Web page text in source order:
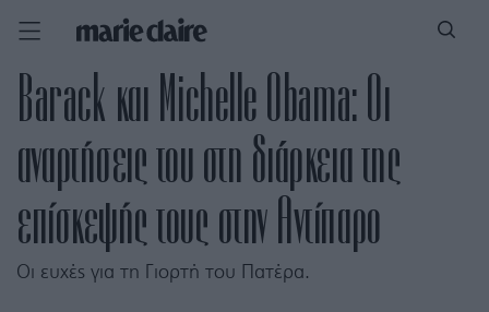
Barack και Michelle Obama: Οι
αναρτήσεις του στη διάρκεια της
επίσκεψής τους στην Αντίπαρο
Οι ευχές για τη Γιορτή του Πατέρα.